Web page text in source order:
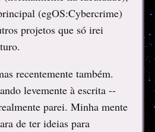
(egOS:Cybercrime)
projetos que só irei
recentemente também.
levemente à escrita --
parei. Minha mente
de ter ideias para